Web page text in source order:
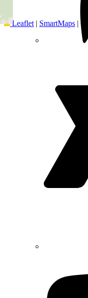
Leaflet | SmartMaps | ©